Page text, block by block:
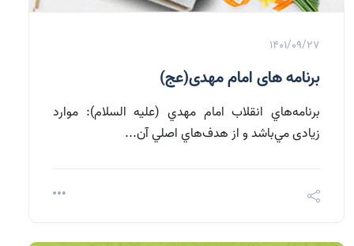
1401/09/27
برنامه های امام مهدی(عج)
برنامه‌هاي انقلاب امام مهدي (علیه السلام): موارد
زیادی مي‌باشد و از هدف‌هاي اصلي آن...